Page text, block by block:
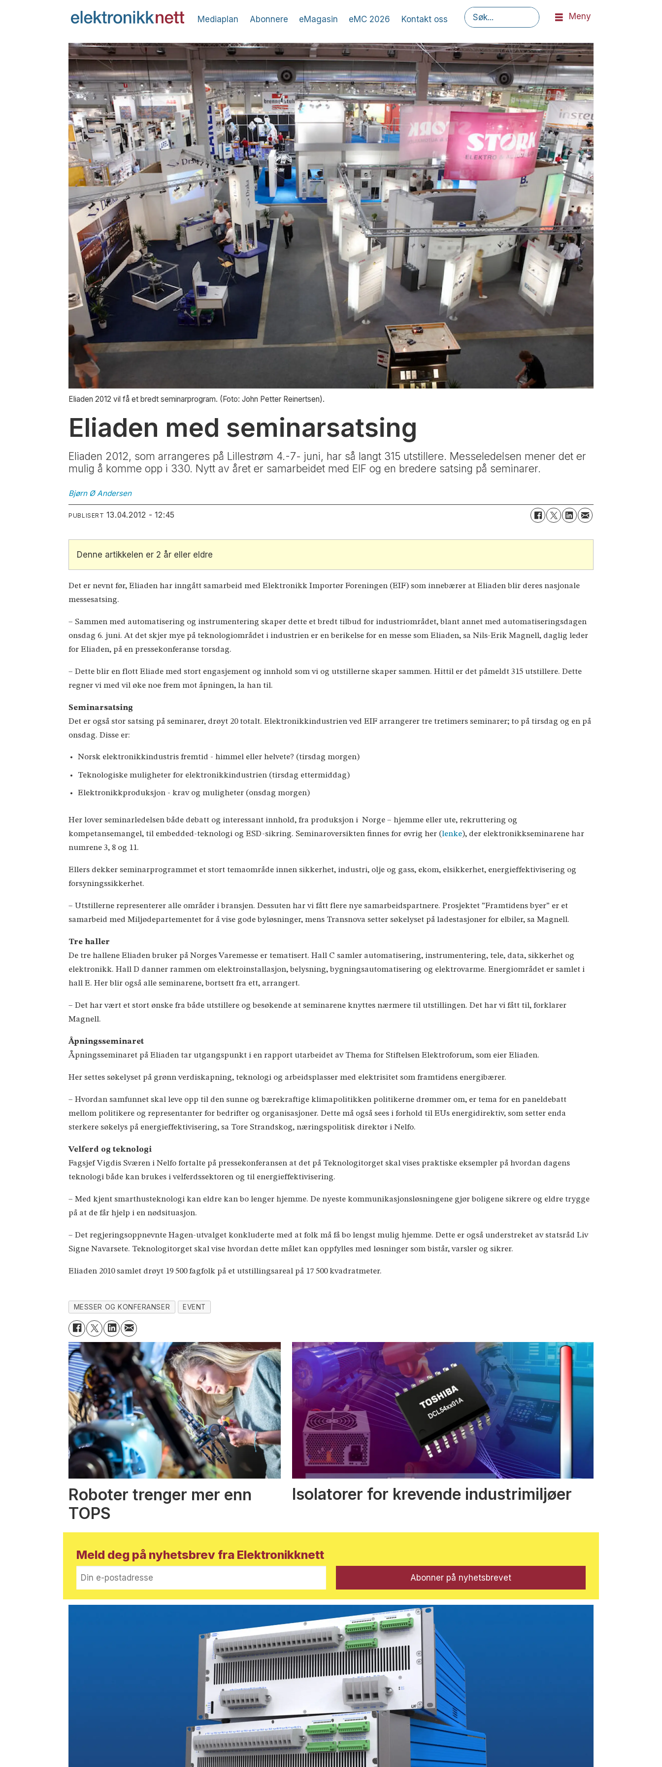
Mediaplan Abonnere eMagasin eMC 2026 Kontakt oss Søk
Meny
Eliaden 2012 vil få et bredt seminarprogram. (Foto: John Petter Reinertsen).
Eliaden med seminarsatsing
Eliaden 2012, som arrangeres på Lillestrøm 4.-7- juni, har så langt 315 utstillere. Messeledelsen mener det er
mulig å komme opp i 330. Nytt av året er samarbeidet med EIF og en bredere satsing på seminarer.
Bjørn Ø Andersen
PUBLISERT 13.04.2012 - 12:45
Denne artikkelen er 2 år eller eldre
Det er nevnt før, Eliaden har inngått samarbeid med Elektronikk Importør Foreningen (EIF) som innebærer at Eliaden blir deres nasjonale
messesatsing.
– Sammen med automatisering og instrumentering skaper dette et bredt tilbud for industriområdet, blant annet med automatiseringsdagen
onsdag 6. juni. At det skjer mye på teknologiområdet i industrien er en berikelse for en messe som Eliaden, sa Nils-Erik Magnell, daglig leder
for Eliaden, på en pressekonferanse torsdag.
– Dette blir en flott Eliade med stort engasjement og innhold som vi og utstillerne skaper sammen. Hittil er det påmeldt 315 utstillere. Dette
regner vi med vil øke noe frem mot åpningen, la han til.
Seminarsatsing
Det er også stor satsing på seminarer, drøyt 20 totalt. Elektronikkindustrien ved EIF arrangerer tre tretimers seminarer; to på tirsdag og en på
onsdag. Disse er:
Norsk elektronikkindustris fremtid - himmel eller helvete? (tirsdag morgen)
Teknologiske muligheter for elektronikkindustrien (tirsdag ettermiddag)
Elektronikkproduksjon - krav og muligheter (onsdag morgen)
Her lover seminarledelsen både debatt og interessant innhold, fra produksjon i Norge – hjemme eller ute, rekruttering og
kompetansemangel, til embedded-teknologi og ESD-sikring. Seminaroversikten finnes for øvrig her (lenke), der elektronikkseminarene har
numrene 3, 8 og 11.
Ellers dekker seminarprogrammet et stort temaområde innen sikkerhet, industri, olje og gass, ekom, elsikkerhet, energieffektivisering og
forsyningssikkerhet.
– Utstillerne representerer alle områder i bransjen. Dessuten har vi fått flere nye samarbeidspartnere. Prosjektet ”Framtidens byer” er et
samarbeid med Miljødepartementet for å vise gode byløsninger, mens Transnova setter søkelyset på ladestasjoner for elbiler, sa Magnell.
Tre haller
De tre hallene Eliaden bruker på Norges Varemesse er tematisert. Hall C samler automatisering, instrumentering, tele, data, sikkerhet og
elektronikk. Hall D danner rammen om elektroinstallasjon, belysning, bygningsautomatisering og elektrovarme. Energiområdet er samlet i
hall E. Her blir også alle seminarene, bortsett fra ett, arrangert.
– Det har vært et stort ønske fra både utstillere og besøkende at seminarene knyttes nærmere til utstillingen. Det har vi fått til, forklarer
Magnell.
Åpningsseminaret
Åpningsseminaret på Eliaden tar utgangspunkt i en rapport utarbeidet av Thema for Stiftelsen Elektroforum, som eier Eliaden.
Her settes søkelyset på grønn verdiskapning, teknologi og arbeidsplasser med elektrisitet som framtidens energibærer.
– Hvordan samfunnet skal leve opp til den sunne og bærekraftige klimapolitikken politikerne drømmer om, er tema for en paneldebatt
mellom politikere og representanter for bedrifter og organisasjoner. Dette må også sees i forhold til EUs energidirektiv, som setter enda
sterkere søkelys på energieffektivisering, sa Tore Strandskog, næringspolitisk direktør i Nelfo.
Velferd og teknologi
Fagsjef Vigdis Sværen i Nelfo fortalte på pressekonferansen at det på Teknologitorget skal vises praktiske eksempler på hvordan dagens
teknologi både kan brukes i velferdssektoren og til energieffektivisering.
– Med kjent smarthusteknologi kan eldre kan bo lenger hjemme. De nyeste kommunikasjonsløsningene gjør boligene sikrere og eldre trygge
på at de får hjelp i en nødsituasjon.
– Det regjeringsoppnevnte Hagen-utvalget konkluderte med at folk må få bo lengst mulig hjemme. Dette er også understreket av statsråd Liv
Signe Navarsete. Teknologitorget skal vise hvordan dette målet kan oppfylles med løsninger som bistår, varsler og sikrer.
Eliaden 2010 samlet drøyt 19 500 fagfolk på et utstillingsareal på 17 500 kvadratmeter.
MESSER OG KONFERANSER EVENT
Roboter trenger mer enn
TOPS
Isolatorer for krevende industrimiljøer
Meld deg på nyhetsbrev fra Elektronikknett